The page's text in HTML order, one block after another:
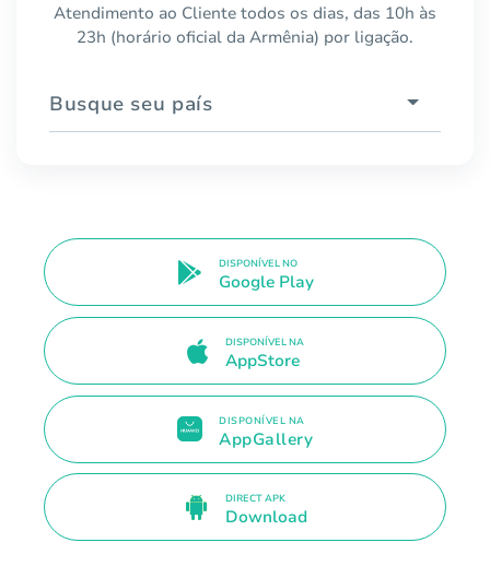
Atendimento ao Cliente todos os dias, das 10h às
23h (horário oficial da Armênia) por ligação.
Busque seu país
DISPONÍVEL NO
Google Play
DISPONÍVEL NA
AppStore
DISPONÍVEL NA
AppGallery
DIRECT APK
Download